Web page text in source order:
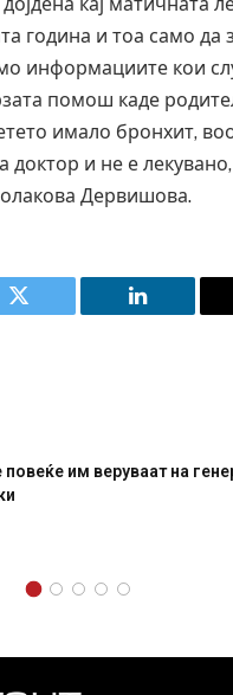
година и тоа само да
информациите кои
помош каде
имало бронхит,
доктор и не е лекувано,
Дервишова.
Twitter LinkedIn
Рачна бомба